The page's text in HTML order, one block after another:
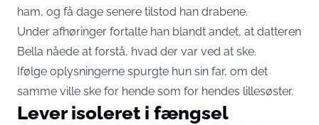
ham, og få dage senere tilstod han drabene.
Under afhøringer fortalte han blandt andet, at datteren
Bella nåede at forstå, hvad der var ved at ske.
Ifølge oplysningerne spurgte hun sin far, om det
samme ville ske for hende som for hendes lillesøster.
Lever isoleret i fængsel